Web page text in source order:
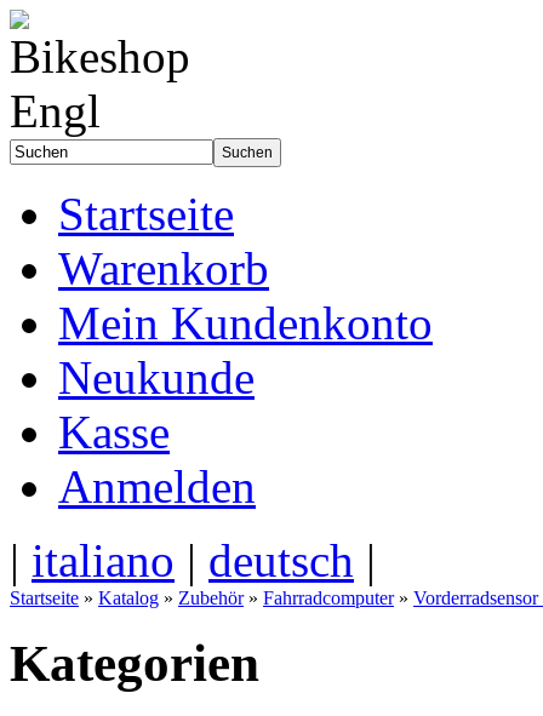
Startseite
Warenkorb
Mein Kundenkonto
Neukunde
Kasse
Anmelden
| italiano | deutsch |
Startseite » Katalog » Zubehör» Fahrradcomputer»
Kategorien